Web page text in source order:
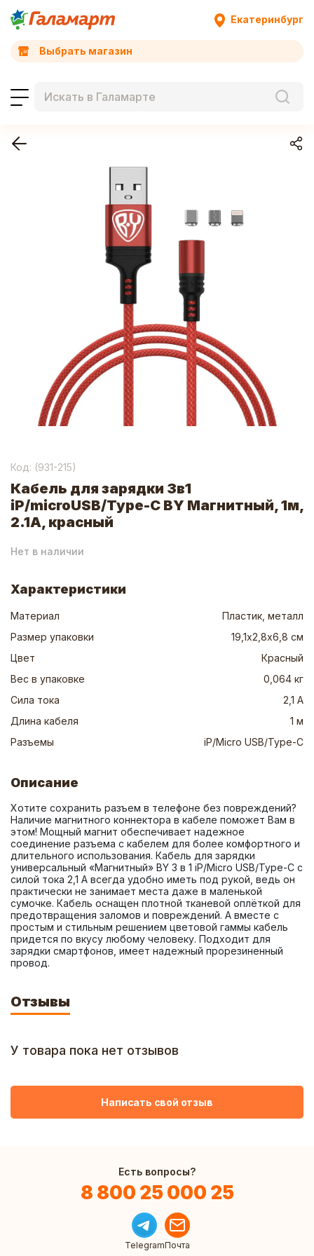
Екатеринбург
Выбрать магазин
Код: (931-215)
Кабель для зарядки 3в1
iP/microUSB/Type-C BY Магнитный, 1м,
2.1А, красный
Нет в наличии
Характеристики
Материал
Пластик, металл
Размер упаковки
19,1х2,8х6,8 см
Цвет
Красный
Вес в упаковке
0,064 кг
Сила тока
2,1 А
Длина кабеля
1 м
Разъемы
iP/Micro USB/Type-C
Описание
Хотите сохранить разъем в телефоне без повреждений?
Наличие магнитного коннектора в кабеле поможет Вам в
этом! Мощный магнит обеспечивает надежное
соединение разъема с кабелем для более комфортного и
длительного использования. Кабель для зарядки
универсальный «Магнитный» BY 3 в 1 iP/Micro USB/Type-C с
силой тока 2,1 А всегда удобно иметь под рукой, ведь он
практически не занимает места даже в маленькой
сумочке. Кабель оснащен плотной тканевой оплёткой для
предотвращения заломов и повреждений. А вместе с
простым и стильным решением цветовой гаммы кабель
придется по вкусу любому человеку. Подходит для
зарядки смартфонов, имеет надежный прорезиненный
провод.
Отзывы
У товара пока нет отзывов
Написать свой отзыв
Есть вопросы?
8 800 25 000 25
TelegramПочта